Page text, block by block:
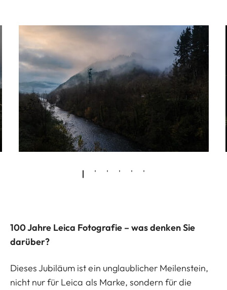
100 Jahre Leica Fotografie – was denken Sie
darüber?
Dieses Jubiläum ist ein unglaublicher Meilenstein,
nicht nur für Leica als Marke, sondern für die